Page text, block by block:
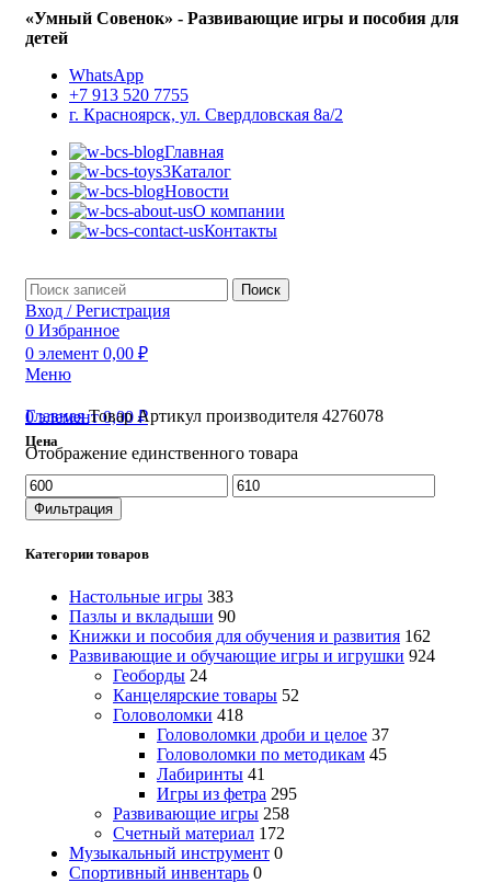
«Умный Совенок» - Развивающие игры и пособия для
детей
WhatsApp
+7 913 520 7755
г. Красноярск, ул. Свердловская 8а/2
Главная
Каталог
Новости
О компании
Контакты
Поиск
Вход / Регистрация
0 Избранное
0 элемент 0,00 ₽
Меню
0элемент 0,00₽
ГлавнаяТовар Артикул производителя 4276078
Отображение единственного товара
Цена
Минимальная
цена
Максимальная
цена
Фильтрация
Категории товаров
Настольные игры 383
Пазлы и вкладыши 90
Книжки и пособия для обучения и развития 162
Развивающие и обучающие игры и игрушки 924
Геоборды 24
Канцелярские товары 52
Головоломки 418
Головоломки дроби и целое 37
Головоломки по методикам 45
Лабиринты 41
Игры из фетра 295
Развивающие игры 258
Счетный материал 172
Музыкальный инструмент 0
Спортивный инвентарь 0